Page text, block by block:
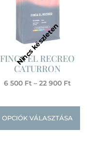
FINCA EL RECREO
CATURRON
6 500 Ft – 22 900 Ft
OPCIÓK VÁLASZTÁSA